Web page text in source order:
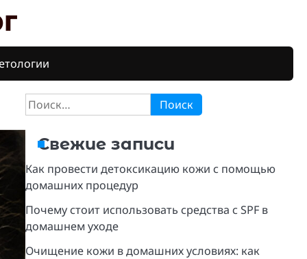
Найти:
Свежие записи
Как провести детоксикацию кожи с помощью
домашних процедур
Почему стоит использовать средства с SPF в
домашнем уходе
Очищение кожи в домашних условиях: как